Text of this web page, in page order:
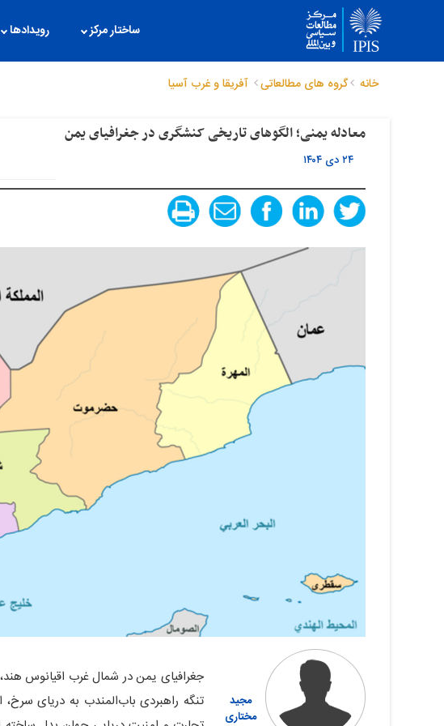
ساختار مرکز رویدادها
خانه گروه های مطالعاتی آفریقا و غرب آسیا
معادله یمنی؛ الگوهای تاریخی کنشگری در جغرافیای یمن
۲۴ دی ۱۴۰۴
مجید
مختاری
جغرافیای یمن در شمال غرب اقیانوس
تنگه راهبردی باب‌المندب به دریای